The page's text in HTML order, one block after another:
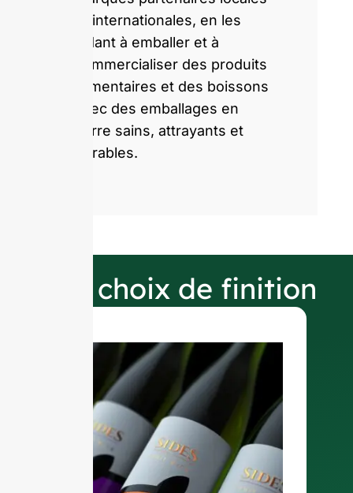
et internationales, en les
aidant à emballer et à
commercialiser des produits
alimentaires et des boissons
avec des emballages en
verre sains, attrayants et
durables.
Nos choix de finition